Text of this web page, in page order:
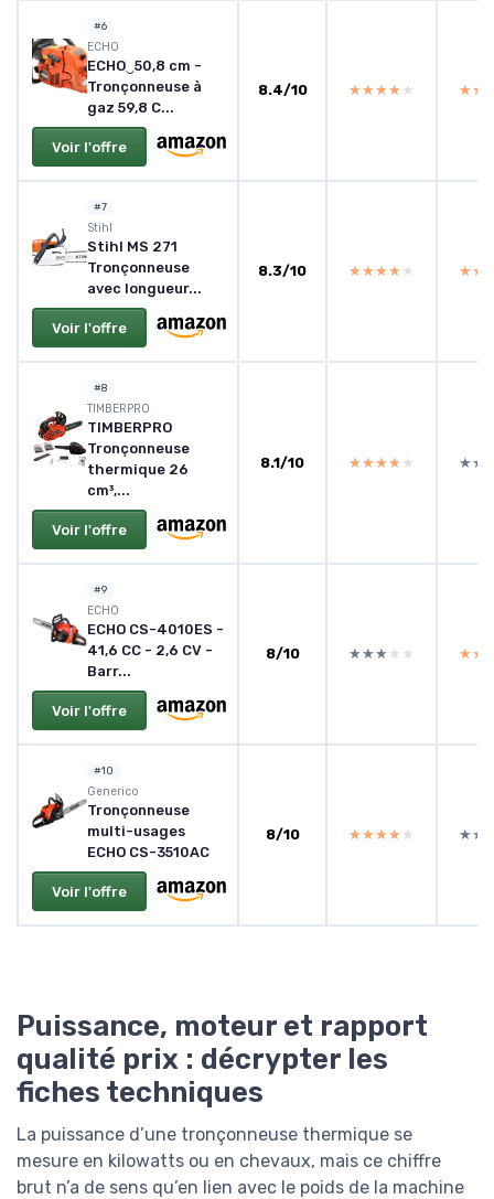
#6
ECHO
ECHO‿50,8 cm -
Tronçonneuse à
gaz 59,8 C...
Voir l'offre
8.4/10 ★★★★★
★★★★★
#7
Stihl
Stihl MS 271
Tronçonneuse
avec longueur...
Voir l'offre
8.3/10 ★★★★★
★★★★★
#8
TIMBERPRO
TIMBERPRO
Tronçonneuse
thermique 26
cm³,...
Voir l'offre
8.1/10 ★★★★★
★★★★★
#9
ECHO
ECHO CS-4010ES -
41,6 CC - 2,6 CV -
Barr...
Voir l'offre
8/10 ★★★★★
★★★★★
#10
Generico
Tronçonneuse
multi-usages
ECHO CS-3510AC
Voir l'offre
8/10 ★★★★★
★★★★★
Puissance, moteur et rapport
qualité prix : décrypter les
fiches techniques
La puissance d’une tronçonneuse thermique se
mesure en kilowatts ou en chevaux, mais ce chiffre
brut n’a de sens qu’en lien avec le poids de la machine